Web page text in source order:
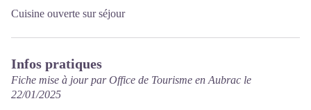
Cuisine ouverte sur séjour
Infos pratiques
Fiche mise à jour par Office de Tourisme en Aubrac le
22/01/2025